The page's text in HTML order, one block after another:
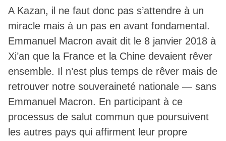
A Kazan, il ne faut donc pas s’attendre à un
miracle mais à un pas en avant fondamental.
Emmanuel Macron avait dit le 8 janvier 2018 à
Xi’an que la France et la Chine devaient rêver
ensemble. Il n’est plus temps de rêver mais de
retrouver notre souveraineté nationale — sans
Emmanuel Macron. En participant à ce
processus de salut commun que poursuivent
les autres pays qui affirment leur propre